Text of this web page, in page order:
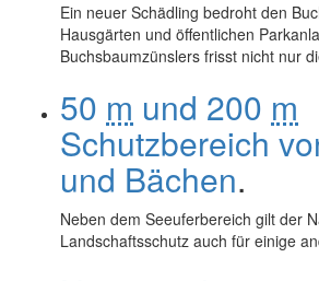
Ein neuer Schädling bedroht den
Hausgärten und öffentlichen
Buchsbaumzünslers frisst nicht nur
50 m und 200 m
Schutzbereich
und Bächen.
Neben dem Seeuferbereich gilt der
Landschaftsschutz auch für einige